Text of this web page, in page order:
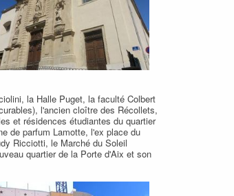
la Halle Puget, la faculté Colbert
l'ancien cloître des Récollets,
et résidences étudiantes du quartier
de parfum Lamotte, l'ex place du
Ricciotti, le Marché du Soleil
quartier de la Porte d'Aix et son